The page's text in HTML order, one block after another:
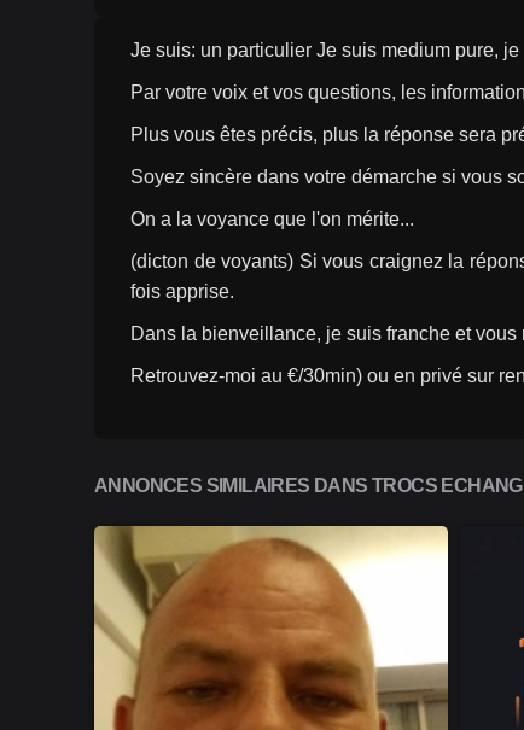
Je suis: un particulier Je suis medium pure,
Par votre voix et vos questions, les
Plus vous êtes précis, plus la réponse sera
Soyez sincère dans votre démarche si vous
On a la voyance que l'on mérite...
(dicton de voyants) Si vous craignez la
fois apprise.
Dans la bienveillance, je suis franche et vous
Retrouvez-moi au €/30min) ou en privé sur
ANNONCES SIMILAIRES DANS TROCS